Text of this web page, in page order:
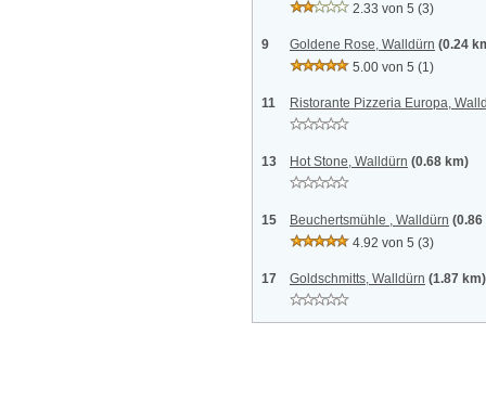
2.33 von 5 (3)
9 Goldene Rose, Walldürn (0.24
5.00 von 5 (1)
11 Ristorante Pizzeria Europa,
13 Hot Stone, Walldürn (0.68 km)
15 Beuchertsmühle , Walldürn
4.92 von 5 (3)
17 Goldschmitts, Walldürn (1.87 km)